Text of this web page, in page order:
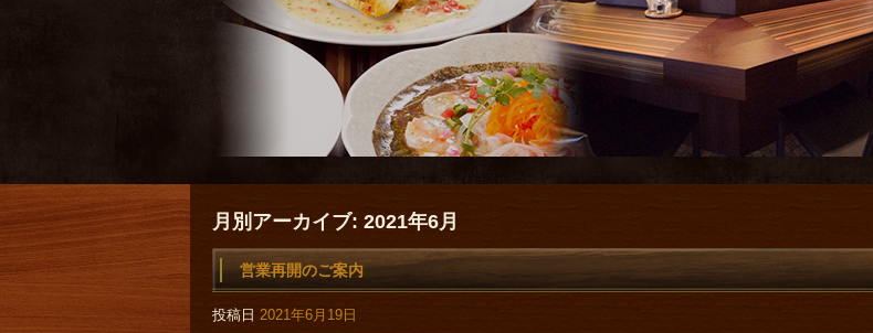
月別アーカイブ: 2021年6月
営業再開のご案内
投稿日 2021年6月19日